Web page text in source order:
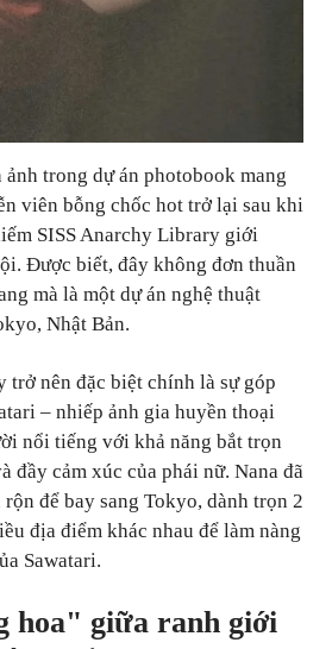
trong dự án photobook mang
viên bỗng chốc hot trở lại sau khi
SISS Anarchy Library giới
Được biết, đây không đơn thuần
mà là một dự án nghệ thuật
Nhật Bản.
trở nên đặc biệt chính là sự góp
– nhiếp ảnh gia huyền thoại
nổi tiếng với khả năng bắt trọn
đầy cảm xúc của phái nữ. Nana đã
để bay sang Tokyo, dành trọn 2
địa điểm khác nhau để làm nàng
Sawatari.
hoa" giữa ranh giới